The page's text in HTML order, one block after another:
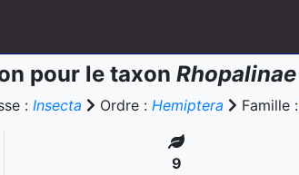
pour le taxon Rhopalinae
: Insecta Ordre : Hemiptera Famille :
9